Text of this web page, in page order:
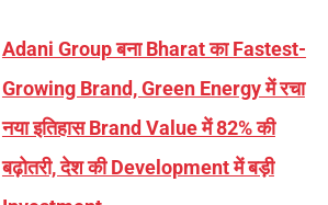
Adani Group बना Bharat का Fastest-
Growing Brand, Green Energy में रचा
नया इतिहास Brand Value में 82% की
बढ़ोतरी, देश की Development में बड़ी